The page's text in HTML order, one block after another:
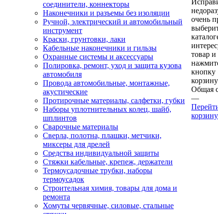
соединители, коннекторы
Наконечники и разъемы без изоляции
Ручной, электрический и автомобильный
инструмент
Краски, грунтовки, лаки
Кабельные наконечники и гильзы
Охранные системы и аксессуары
Полировка, ремонт, уход и защита кузова
автомобиля
Провода автомобильные, монтажные,
акустические
Протирочные материалы, салфетки, губки
Наборы уплотнительных колец, шайб,
шплинтов
Сварочные материалы
Сверла, полотна, плашки, метчики,
миксеры для дрелей
Средства индивидуальной защиты
Стяжки кабельные, крепеж, держатели
Термоусадочные трубки, наборы
термоусадок
Строительная химия, товары для дома и
ремонта
Хомуты червячные, силовые, стальные
очень
товар и
кнопку
Общая
—
корзину